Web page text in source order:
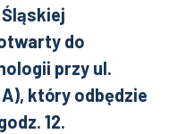
do
przy ul.
który odbędzie
12.